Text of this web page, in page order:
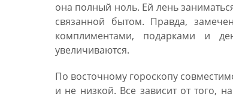
она полный ноль. Ей лень
связанной бытом. Правда,
комплиментами, подарками и
увеличиваются.
По восточному гороскопу
и не низкой. Все зависит от того,